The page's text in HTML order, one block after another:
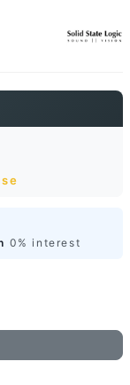
0% interest